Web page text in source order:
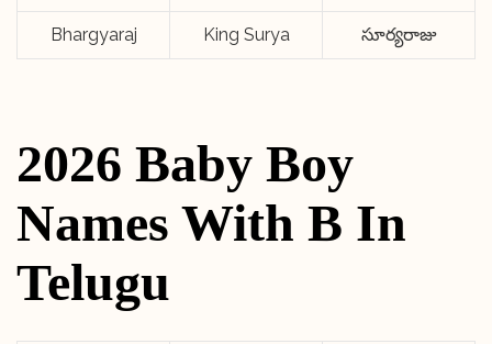
Bhargyaraj King Surya సూర్యరాజు
2026 Baby Boy
Names With B In
Telugu